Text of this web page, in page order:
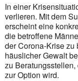
In einer
verlieren. Mit dem
erscheint eine
die betroffene
der Corona-Krise zu
häuslicher Gewalt
zu
zur Option wird.